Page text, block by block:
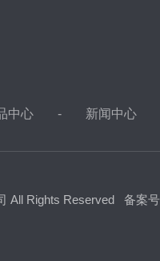
中心 新闻中心
All Rights Reserved 备案